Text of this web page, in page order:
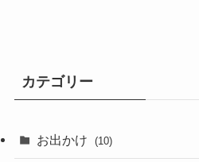
カテゴリー
お出かけ (10)